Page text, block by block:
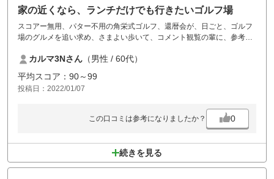
家の近くなら、ランチだけでも行きたいゴルフ場
スコアー無用、パター不用の角栄式ゴルフ、還暦会が、日ごと、ゴルフ
場のグルメを追い求め、さまよい歩いて、コメント観覧の輩に、参考に
ルフ場の昼食は、何を食べても美味しいく、今回は季節限定メニュー
の、カキフライと二色蕎麦を食しました。サービスも満点です、コース
も年配の吾輩達も疲れないコースです。誠に生意気で恐縮でした。
カルマ3Nさん （男性 / 60代）
平均スコア：90～99
投稿日：2022/01/07
この口コミは参考になりましたか？ 0
続きを見る